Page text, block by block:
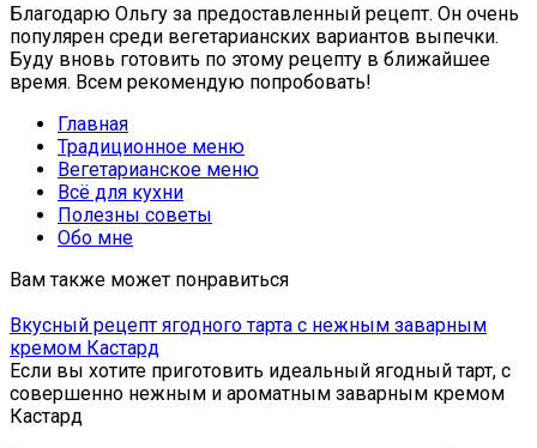
Благодарю Ольгу за предоставленный рецепт. Он очень
популярен среди вегетарианских вариантов выпечки.
Буду вновь готовить по этому рецепту в ближайшее
время. Всем рекомендую попробовать!
Главная
Традиционное меню
Вегетарианское меню
Всё для кухни
Полезны советы
Обо мне
Вам также может понравиться
Вкусный рецепт ягодного тарта с нежным заварным
кремом Кастард
Если вы хотите приготовить идеальный ягодный тарт, с
совершенно нежным и ароматным заварным кремом
Кастард